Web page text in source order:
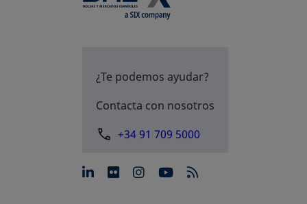
¿Te podemos ayudar?
Contacta con nosotros
+34 91 709 5000
se abre en una pestaña
se abre en una pestaña
se abre en una
se abre en una